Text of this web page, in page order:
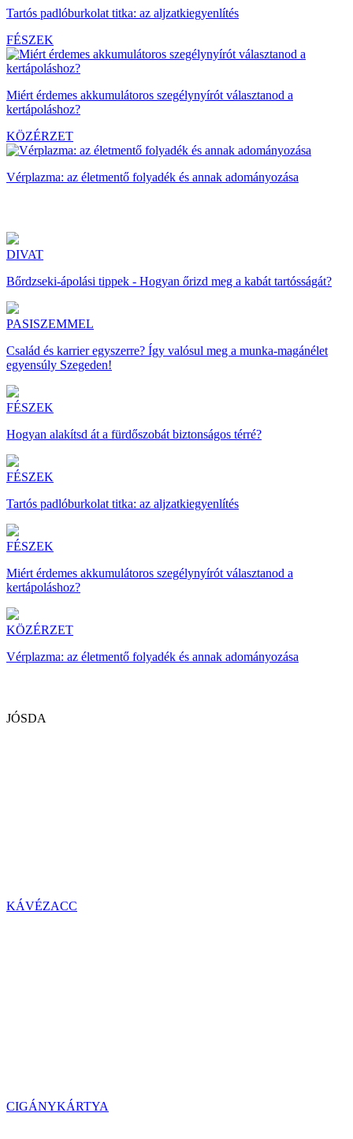
Tartós padlóburkolat titka: az aljzatkiegyenlítés
FÉSZEK
Miért érdemes akkumulátoros szegélynyírót választanod a
kertápoláshoz?
KÖZÉRZET
Vérplazma: az életmentő folyadék és annak adományozása
DIVAT
Bőrdzseki-ápolási tippek - Hogyan őrizd meg a kabát tartósságát?
PASISZEMMEL
Család és karrier egyszerre? Így valósul meg a munka-magánélet
egyensúly Szegeden!
FÉSZEK
Hogyan alakítsd át a fürdőszobát biztonságos térré?
FÉSZEK
Tartós padlóburkolat titka: az aljzatkiegyenlítés
FÉSZEK
Miért érdemes akkumulátoros szegélynyírót választanod a
kertápoláshoz?
KÖZÉRZET
Vérplazma: az életmentő folyadék és annak adományozása
JÓSDA
KÁVÉZACC
CIGÁNYKÁRTYA